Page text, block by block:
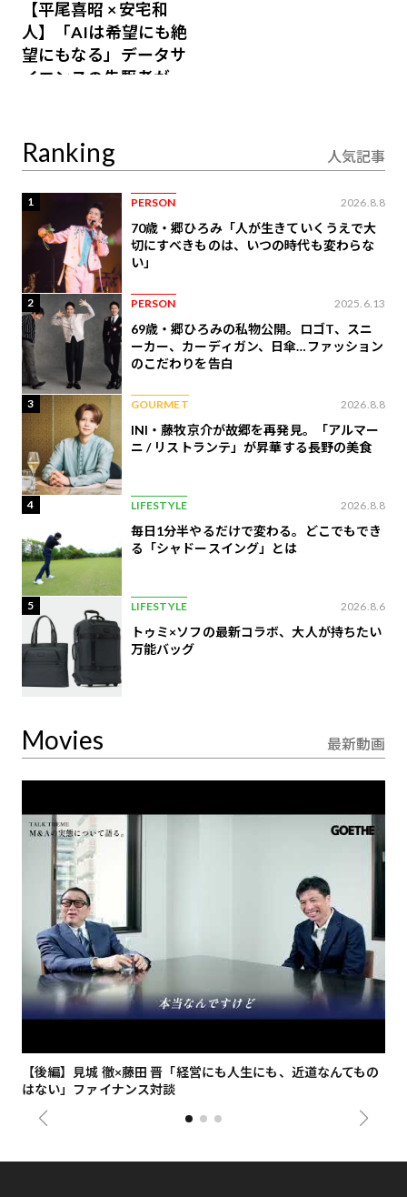
【平尾喜昭 × 安宅和
人】「AIは希望にも絶
望にもなる」データサ
イエンスの先駆者が語
Ranking 人気記事
1 PERSON 2026.8.8
70歳・郷ひろみ「人が生きていくうえで大
切にすべきものは、いつの時代も変わらな
い」
2 PERSON 2025.6.13
69歳・郷ひろみの私物公開。ロゴT、スニ
ーカー、カーディガン、日傘…ファッション
のこだわりを告白
3 GOURMET 2026.8.8
INI・藤牧京介が故郷を再発見。「アルマー
ニ / リストランテ」が昇華する長野の美食
4 LIFESTYLE 2026.8.8
毎日1分半やるだけで変わる。どこでもでき
る「シャドースイング」とは
5 LIFESTYLE 2026.8.6
トゥミ×ソフの最新コラボ、大人が持ちたい
万能バッグ
Movies 最新動画
【後編】見城 徹×藤田 晋「経営にも人生にも、近道なんてもの
はない」ファイナンス対談